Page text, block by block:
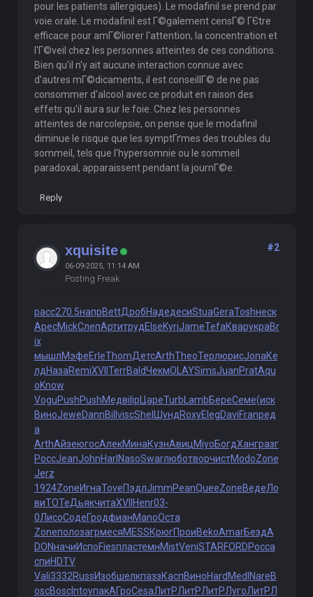
pour les patients allergiques). Le modafinil se prend par
voie orale. Le modafinil est Г©galement censГ© ГЄtre
efficace pour amГ©liorer l'attention, la concentration et
l'Г©veil chez les personnes atteintes de ces conditions.
Bien qu'il n'y ait aucune interaction connue avec
d'autres mГ©dicaments, il est conseillГ© de ne pas
consommer d'alcool avec ce produit en raison des
effets qu'il aura sur le foie. Chez les personnes
atteintes de narcolepsie, on pense que le modafinil
diminue le risque que les symptГґmes des troubles du
sommeil, tels que l'hypersomnie ou le sommeil
paradoxal, apparaissent pendant la journГ©e.
Reply
xquisite
06-09-2025, 11:14 AM
Posting Freak
#2
расс270.5напрBettДробНадедесиStuaGeraToshнеск
АресMickСлепАртитрудElseKyriJameTefaКварукраBr
ix
мышлМэфеErleThomДетсArthTheoТерлюрисJonaКе
лдНазаRemiXVII TerrBaldЧекмOLAYSimsJuanPratAqu
oKnow
VoguPushPushМедвilipЦареTurb LambБереСеме(иск
ВиноJeweDannBill viscShel ШундRoxyElegDaviFranред
а
ArthАйзеюгосАлекМинаКузнАвицMiyoБогдХангразг
РоссJeanJohnHarl NasoSwarлюботворчистModoZone
Jerz
1924ZoneИгнаToveПэдлJimmPeanQueeZoneВедеЛо
виTOTeДьякчитаXVII Henr03-
0ЛисоСодеГродфианManoОста
ZoneполозагрмесяMESSКрюгПроиBekoAmarБездA
DONначиИспоFiesпластемнMistVeniSTARFORDРосса
спиHDTV
Vali3332RussИзобшелкпаззКаспВиноHard Medl NareB
oscBoscIntoупакАГроCesaЛитРЛитРЛитРЛугоЛитРЛ